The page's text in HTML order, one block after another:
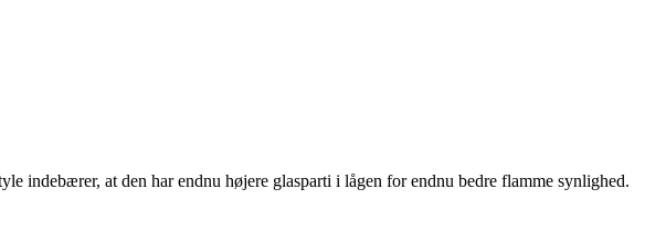
indebærer, at den har endnu højere glasparti i lågen for endnu bedre flamme synlighed.